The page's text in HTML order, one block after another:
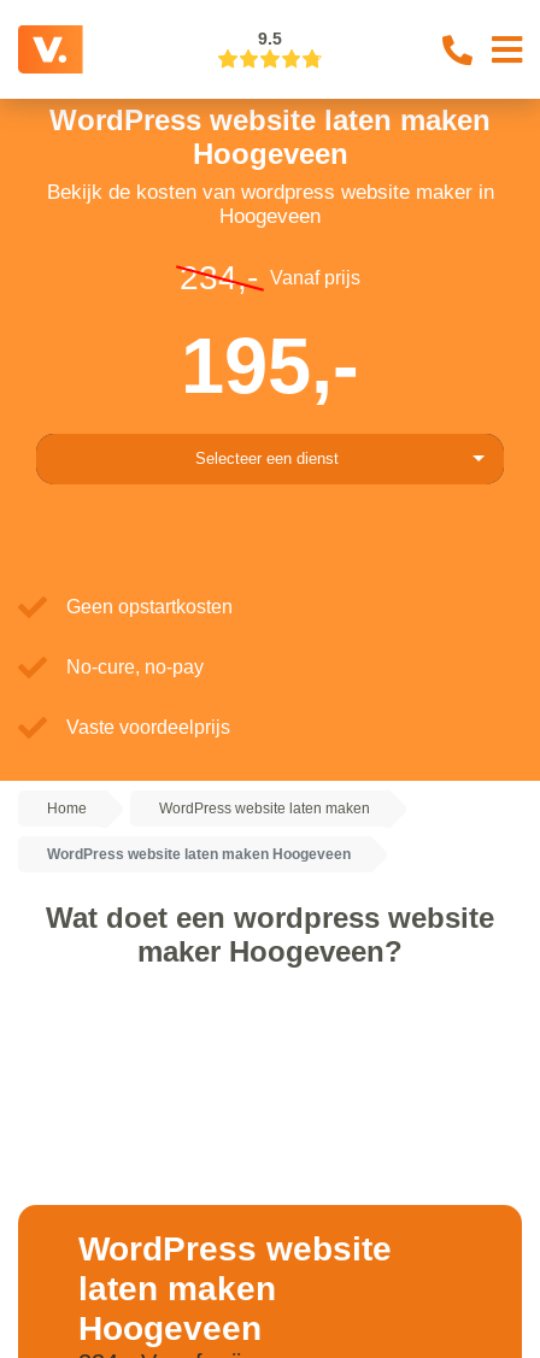
9.5
WordPress website laten maken
Hoogeveen
Bekijk de kosten van wordpress website maker in
Hoogeveen
234,- Vanaf prijs
195,-
Selecteer een dienst
Geen opstartkosten
No-cure, no-pay
Vaste voordeelprijs
Home WordPress website laten maken
WordPress website laten maken Hoogeveen
Wat doet een wordpress website
maker Hoogeveen?
WordPress website
laten maken
Hoogeveen